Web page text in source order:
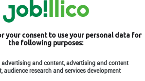
your consent to use your personal data for
the following purposes:
advertising and content, advertising and content
audience research and services development